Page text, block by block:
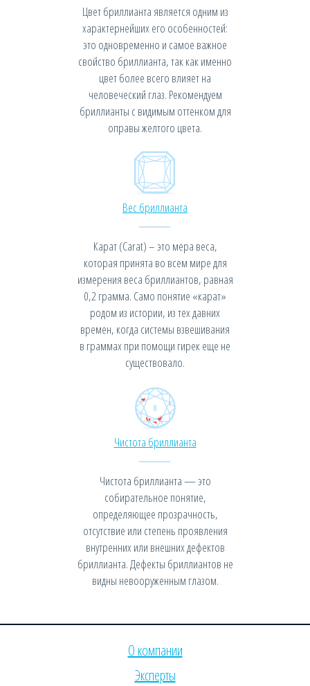
Цвет бриллианта является одним из
характернейших его особенностей:
это одновременно и самое важное
свойство бриллианта, так как именно
цвет более всего влияет на
человеческий глаз. Рекомендуем
бриллианты с видимым оттенком для
оправы желтого цвета.
Вес бриллианта
Карат (Carat) – это мера веса,
которая принята во всем мире для
измерения веса бриллиантов, равная
0,2 грамма. Само понятие «карат»
родом из истории, из тех давних
времен, когда системы взвешивания
в граммах при помощи гирек еще не
существовало.
Чистота бриллианта
Чистота бриллианта — это
собирательное понятие,
определяющее прозрачность,
отсутствие или степень проявления
внутренних или внешних дефектов
бриллианта. Дефекты бриллиантов не
видны невооруженным глазом.
О компании
Эксперты